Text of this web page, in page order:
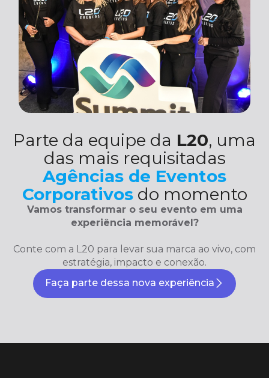
Parte da equipe da L20, uma
das mais requisitadas
Agências de Eventos
Corporativosdo momento
Vamos transformar o seu evento em uma
experiência memorável?
Conte com a L20 para levar sua marca ao vivo, com
estratégia, impacto e conexão.
Faça parte dessa nova experiência